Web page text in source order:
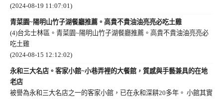
(2024-08-19 11:07:01)
青菜園~陽明山竹子湖餐廳推薦。高貴不貴油油亮亮必吃土雞
(4)台北士林區。青菜園~陽明山竹子湖餐廳推薦。高貴不貴油油亮亮必
吃土雞
(2024-08-15 12:12:02)
永和三大名店。客家小館~小巷弄裡的大餐館，質感與手藝兼具的在地
老店
被譽為永和三大名店之一的客家小館，已在永和深耕20多年。 小館其實